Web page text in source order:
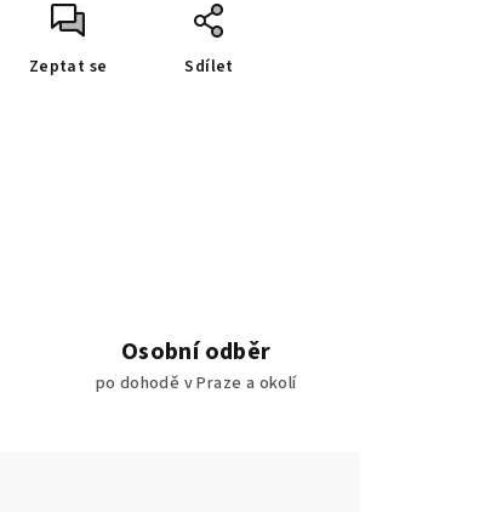
Zeptat se Sdílet
Osobní odběr
po dohodě v Praze a okolí